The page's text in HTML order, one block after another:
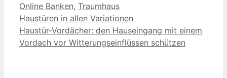
Online Banken, Traumhaus
Haustüren in allen Variationen
Haustür-Vordächer: den Hauseingang mit einem
Vordach vor Witterungseinflüssen schützen